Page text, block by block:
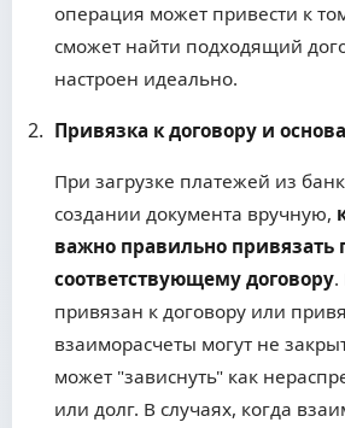
операция может привести к
сможет найти подходящий
настроен идеально.
Привязка к договору и
При загрузке платежей из
создании документа вручную,
важно правильно привязать
соответствующему договору.
привязан к договору или
взаиморасчеты могут не
может "зависнуть" как
или долг. В случаях, когда